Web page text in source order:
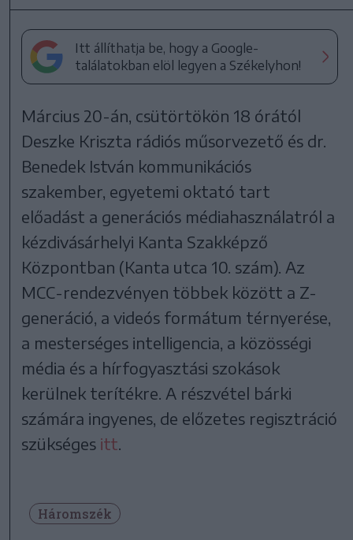
Itt állíthatja be, hogy a Google-
találatokban elöl legyen a Székelyhon!
Március 20-án, csütörtökön 18 órától
Deszke Kriszta rádiós műsorvezető és dr.
Benedek István kommunikációs
szakember, egyetemi oktató tart
előadást a generációs médiahasználatról a
kézdivásárhelyi Kanta Szakképző
Központban (Kanta utca 10. szám). Az
MCC-rendezvényen többek között a Z-
generáció, a videós formátum térnyerése,
a mesterséges intelligencia, a közösségi
média és a hírfogyasztási szokások
kerülnek terítékre. A részvétel bárki
számára ingyenes, de előzetes regisztráció
szükséges itt.
Háromszék